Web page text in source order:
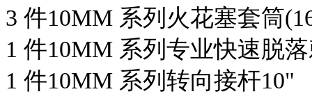
3 件10MM 系列火花塞套筒
1 件10MM 系列专业快速脱
1 件10MM 系列转向接杆10"